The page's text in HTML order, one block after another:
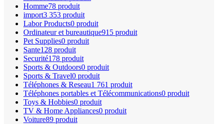
Homme78 produit
import3 353 produit
Labor Products0 produit
Ordinateur et bureautique915 produit
Pet Supplies0 produit
Sante128 produit
Securité178 produit
Sports & Outdoors0 produit
Sports & Travel0 produit
Téléphones & Reseau1 761 produit
Téléphones portables et Télécommunications0 produit
Toys & Hobbies0 produit
TV & Home Appliances0 produit
Voiture89 produit